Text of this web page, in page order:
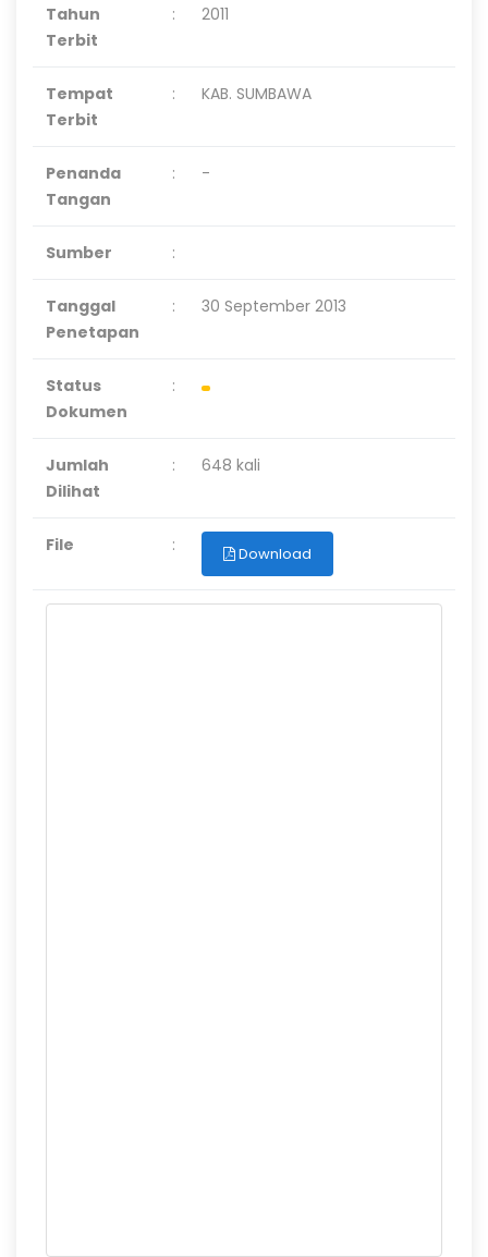
Tahun
Terbit
: 2011
Tempat
Terbit
: KAB. SUMBAWA
Penanda
Tangan
: -
Sumber :
Tanggal
Penetapan
: 30 September 2013
Status
Dokumen
:
Jumlah
Dilihat
: 648 kali
File : Download